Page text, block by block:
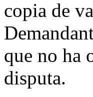
copia de
que no ha
disputa.